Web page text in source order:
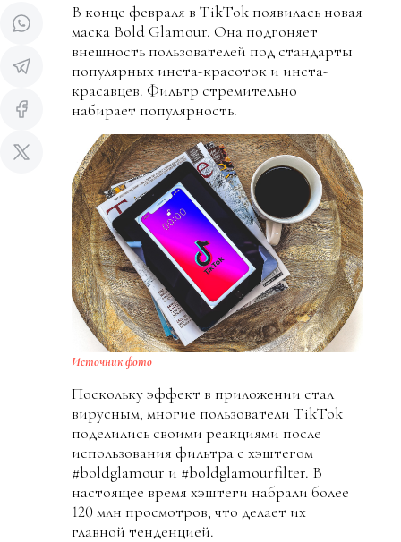
В конце февраля в TikTok появилась новая
маска Bold Glamour. Она подгоняет
внешность пользователей под стандарты
популярных инста-красоток и инста-
красавцев. Фильтр стремительно
набирает популярность.
Источник фото
Поскольку эффект в приложении стал
вирусным, многие пользователи TikTok
поделились своими реакциями после
использования фильтра с хэштегом
#boldglamour и #boldglamourfilter. В
настоящее время хэштеги набрали более
120 млн просмотров, что делает их
главной тенденцией.